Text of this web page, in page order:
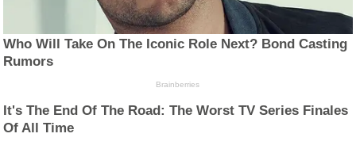
Who Will Take On The Iconic Role Next? Bond Casting
Rumors
Brainberries
It's The End Of The Road: The Worst TV Series Finales
Of All Time